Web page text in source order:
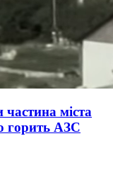
частина міста
горить АЗС